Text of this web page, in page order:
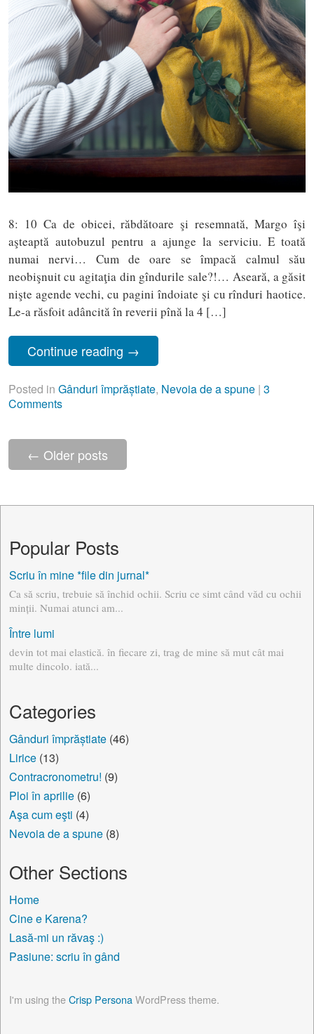
8: 10 Ca de obicei, răbdătoare şi resemnată, Margo îşi
aşteaptă autobuzul pentru a ajunge la serviciu. E toată
numai nervi… Cum de oare se împacă calmul său
neobişnuit cu agitaţia din gîndurile sale?!… Aseară, a găsit
nişte agende vechi, cu pagini îndoiate şi cu rînduri haotice.
Le-a răsfoit adâncită în reverii pînă la 4 […]
Continue reading →
Posted in Gânduri împrăștiate, Nevoia de a spune | 3
Comments
← Older posts
Popular Posts
Scriu în mine *file din jurnal*
Ca să scriu, trebuie să închid ochii. Scriu ce simt când văd cu ochii
minții. Numai atunci am...
Între lumi
devin tot mai elastică. în fiecare zi, trag de mine să mut cât mai
multe dincolo. iată...
Categories
Gânduri împrăștiate(46)
Lirice(13)
Contracronometru! (9)
Ploi în aprilie(6)
Aşa cum eşti (4)
Nevoia de a spune(8)
Other Sections
Home
Cine e Karena?
Lasă-mi un răvaş :)
Pasiune: scriu în gând
I'm using theCrisp PersonaWordPress theme.